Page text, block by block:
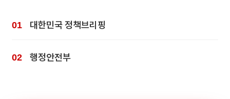
대한민국 정책브리핑
행정안전부